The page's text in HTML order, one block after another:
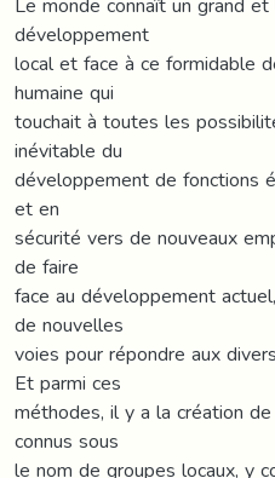
développement
local et face à ce formidable
humaine qui
touchait à toutes les
inévitable du
développement de fonctions
et en
sécurité vers de nouveaux
de faire
face au développement
de nouvelles
voies pour répondre aux
Et parmi ces
méthodes, il y a la création
connus sous
le nom de groupes locaux, y